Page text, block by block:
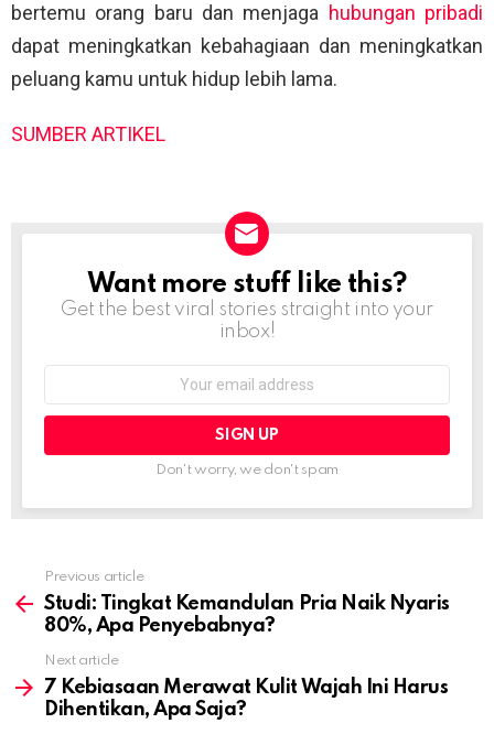
bertemu orang baru dan menjaga hubungan pribadi
dapat meningkatkan kebahagiaan dan meningkatkan
peluang kamu untuk hidup lebih lama.
SUMBER ARTIKEL
NEWSLETTER
Want more stuff like this?
Get the best viral stories straight into your
inbox!
Don't worry, we don't spam
more
Previous article
Studi: Tingkat Kemandulan Pria Naik Nyaris
80%, Apa Penyebabnya?
Next article
7 Kebiasaan Merawat Kulit Wajah Ini Harus
Dihentikan, Apa Saja?